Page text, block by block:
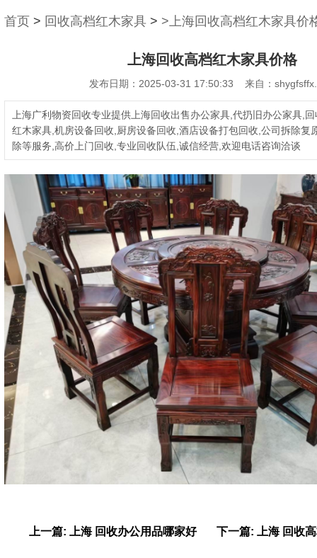
首页 > 回收高档红木家具 > >上海回收高档红木家具价
上海回收高档红木家具价格
发布日期：2025-03-31 17:50:33 来自：
上海广利物资回收专业提供上海回收出售办公家具,代扔旧办公家具,
红木家具,机房设备回收,厨房设备回收,酒店设备打包回收,公司拆除复
除等服务,高价上门回收,专业回收队伍,诚信经营,欢迎电话咨询洽谈
上一篇: 上海 回收办公用品哪家好 下一篇: 上海 回收